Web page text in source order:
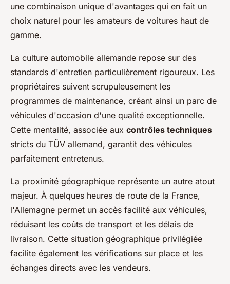
une combinaison unique d'avantages qui en fait un
choix naturel pour les amateurs de voitures haut de
gamme.
La culture automobile allemande repose sur des
standards d'entretien particulièrement rigoureux. Les
propriétaires suivent scrupuleusement les
programmes de maintenance, créant ainsi un parc de
véhicules d'occasion d'une qualité exceptionnelle.
Cette mentalité, associée aux contrôles techniques
stricts du TÜV allemand, garantit des véhicules
parfaitement entretenus.
La proximité géographique représente un autre atout
majeur. À quelques heures de route de la France,
l'Allemagne permet un accès facilité aux véhicules,
réduisant les coûts de transport et les délais de
livraison. Cette situation géographique privilégiée
facilite également les vérifications sur place et les
échanges directs avec les vendeurs.